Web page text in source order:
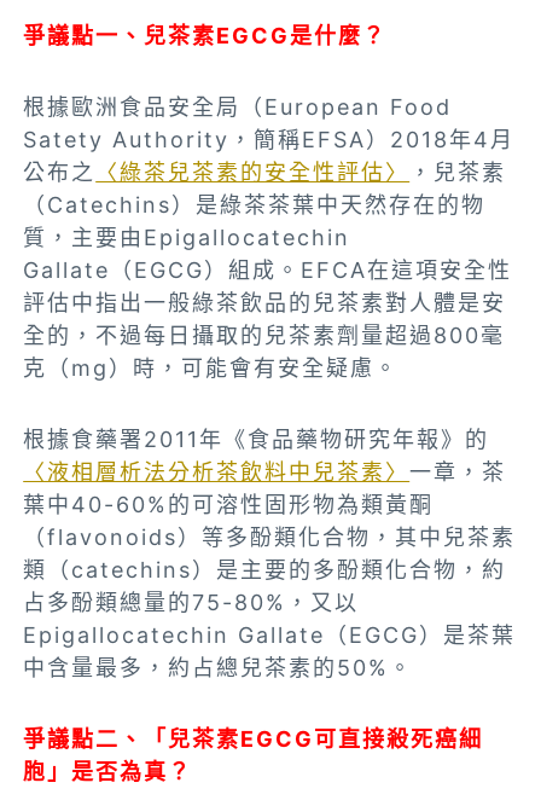
爭議點一、兒茶素EGCG是什麼？
根據歐洲食品安全局（European Food
Satety Authority，簡稱EFSA）2018年4月
公布之
〈綠茶兒茶素的安全性評估〉
，兒茶素
（Catechins）是綠茶茶葉中天然存在的物
質，主要由Epigallocatechin
Gallate（EGCG）組成。EFCA在這項安全性
評估中指出一般綠茶飲品的兒茶素對人體是安
全的，不過每日攝取的兒茶素劑量超過800毫
克（mg）時，可能會有安全疑慮。
根據食藥署2011年《食品藥物研究年報》的
〈液相層析法分析茶飲料中兒茶素〉一章，茶
葉中40-60%的可溶性固形物為類黃酮
（flavonoids）等多酚類化合物，其中兒茶素
類（catechins）是主要的多酚類化合物，約
占多酚類總量的75-80%，又以
Epigallocatechin Gallate（EGCG）是茶葉
中含量最多，約占總兒茶素的50%。
爭議點二、「兒茶素EGCG可直接殺死癌細
胞」是否為真？